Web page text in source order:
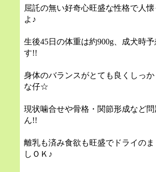
屈託の無い好奇心旺盛な性格で人
よ♪
生後45日の体重は約900g、成犬時
す!!
身体のバランスがとても良くしっ
な仔☆
現状噛合せや骨格・関節形成など
ん!!
離乳も済み食欲も旺盛でドライの
しＯＫ♪